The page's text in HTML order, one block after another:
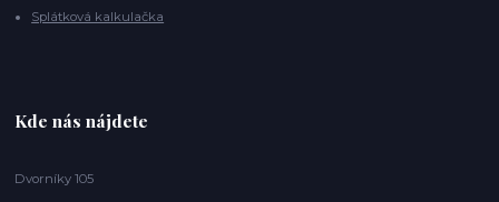
Splátková kalkulačka
Kde nás nájdete
Dvorníky 105